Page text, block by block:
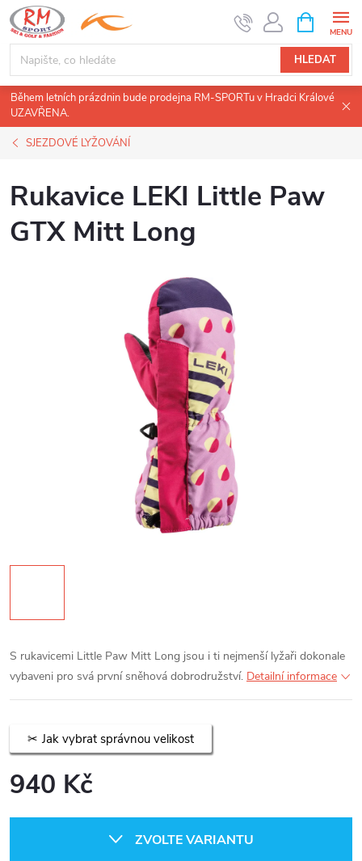
Přejít
na
obsah
HLEDAT
NÁKUPNÍ
KOŠÍK
Během letních prázdnin bude prodejna RM-SPORTu v Hradci Králové
UZAVŘENA.
SJEZDOVÉ LYŽOVÁNÍ
Rukavice LEKI Little Paw
GTX Mitt Long
S rukavicemi Little Paw Mitt Long jsou i ti nejmenší lyžaři dokonale
vybaveni pro svá první sněhová dobrodružství. Detailní informace
Jak vybrat správnou velikost
940 Kč
ZVOLTE VARIANTU